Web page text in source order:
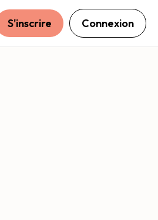
S'inscrire Connexion